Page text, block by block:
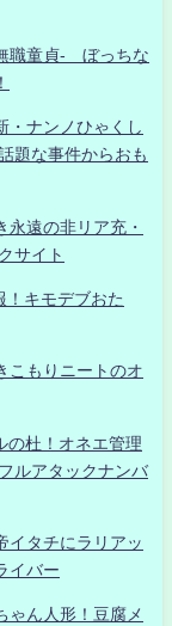
職童貞- ぼっちな
・ナンノひゃくし
題な事件からおも
永遠の非リア充・
サイト
！キモデブおた
こもりニートのオ
の杜！オネエ管理
ルアタックナンバ
イタチにラリアッ
イバー
ん人形！豆腐メ